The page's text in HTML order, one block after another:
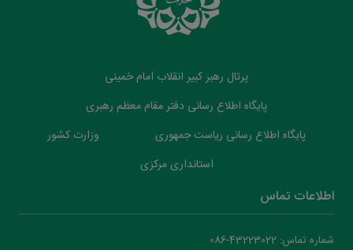
پرتال رهبر کبیر انقلاب امام خمینی
پایگاه اطلاع رسانی دفتر مقام معظم رهبری
پایگاه اطلاع رسانی ریاست جمهوری
وزارت کشور
استانداری مرکزی
اطلاعات تماس
شماره تماس: 43223022-086